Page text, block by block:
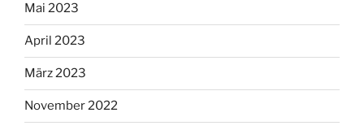
Mai 2023
April 2023
März 2023
November 2022